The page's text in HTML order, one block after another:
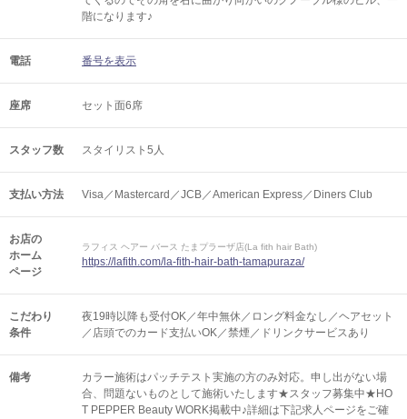
階になります♪
電話 番号を表示
座席 セット面6席
スタッフ数 スタイリスト5人
支払い方法 Visa／Mastercard／JCB／American Express／Diners Club
お店の
ホーム
ページ
ラフィス ヘアー バース たまプラーザ店(La fith hair Bath)
https://lafith.com/la-fith-hair-bath-tamapuraza/
こだわり
条件
夜19時以降も受付OK／年中無休／ロング料金なし／ヘアセット
／店頭でのカード支払いOK／禁煙／ドリンクサービスあり
備考
カラー施術はパッチテスト実施の方のみ対応。申し出がない場
合、問題ないものとして施術いたします★スタッフ募集中★HO
T PEPPER Beauty WORK掲載中♪詳細は下記求人ページをご確